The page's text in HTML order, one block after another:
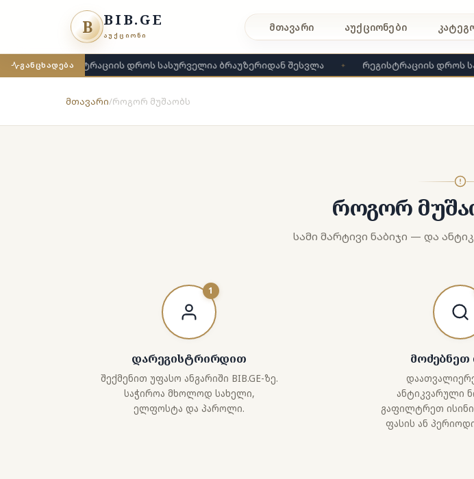
B BIB.GE
ᲐᲣᲥᲪᲘᲝᲜᲘ
მთავარი აუქციონები
ᲒᲐᲜᲪᲮᲐᲓᲔᲑᲐრეგისტრაციის დროს სასურველია ბრაუზერიდან შესვლა ✦ რეგისტრაციის დროს
მთავარი/როგორ მუშაობს
როგორ
სამი მარტივი ნაბიჯი — და
1
დარეგისტრირდით
შექმენით უფასო ანგარიში BIB.GE-ზე.
საჭიროა მხოლოდ სახელი,
ელფოსტა და პაროლი.
ანტიკვარული
გაფილტრეთ
ფასის ან